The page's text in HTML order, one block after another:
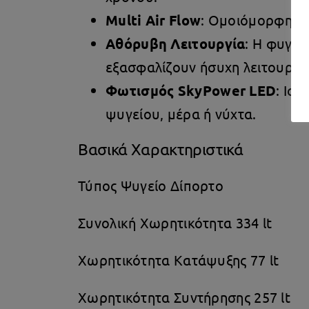
Multi Air Flow: Ομοιόμορφη
Αθόρυβη Λειτουργία: Η
εξασφαλίζουν ήσυχη λειτουργία.
Φωτισμός SkyPower LED:
ψυγείου, μέρα ή νύχτα.
Βασικά Χαρακτηριστικά
Τύπος Ψυγείο Δίπορτο
Συνολική Χωρητικότητα 334 lt
Χωρητικότητα Κατάψυξης 77 lt
Χωρητικότητα Συντήρησης 257 lt